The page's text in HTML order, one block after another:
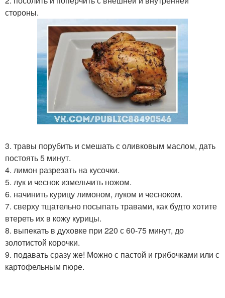
стороны.
3. травы порубить и смешать с оливковым маслом, дать
постоять 5 минут.
4. лимон разрезать на кусочки.
5. лук и чеснок измельчить ножом.
6. начинить курицу лимоном, луком и чесноком.
7. сверху тщательно посыпать травами, как будто хотите
втереть их в кожу курицы.
8. выпекать в духовке при 220 с 60-75 минут, до
золотистой корочки.
9. подавать сразу же! Можно с пастой и грибочками или с
картофельным пюре.